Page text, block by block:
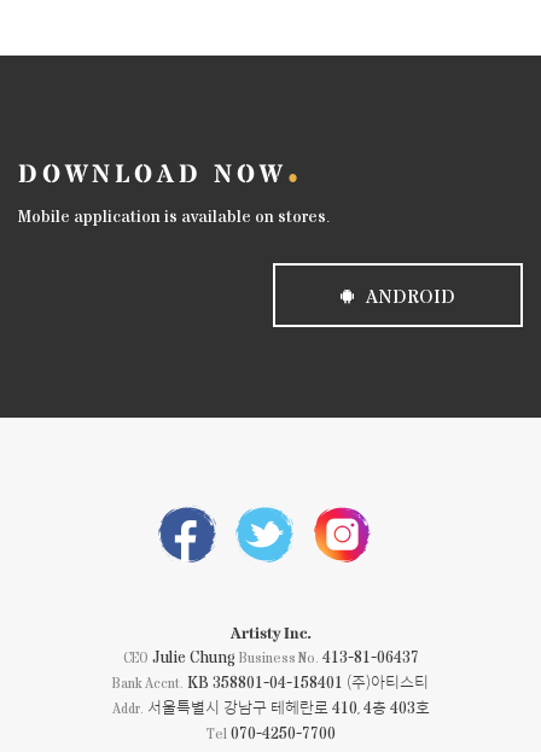
DOWNLOAD NOW
Mobile application is available on stores.
ANDROID
Artisty Inc.
CEO Julie Chung Business No. 413-81-06437
Bank Accnt. KB 358801-04-158401 (주)아티스티
Addr. 서울특별시 강남구 테헤란로 410, 4층 403호
Tel070-4250-7700